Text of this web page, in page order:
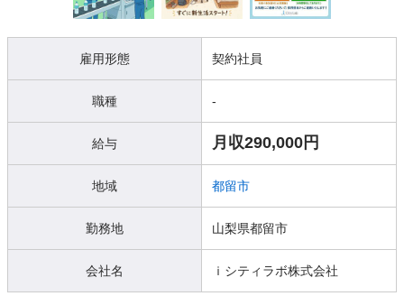
雇用形態 契約社員
職種 -
給与 月収290,000円
地域 都留市
勤務地 山梨県都留市
会社名 ｉシティラボ株式会社